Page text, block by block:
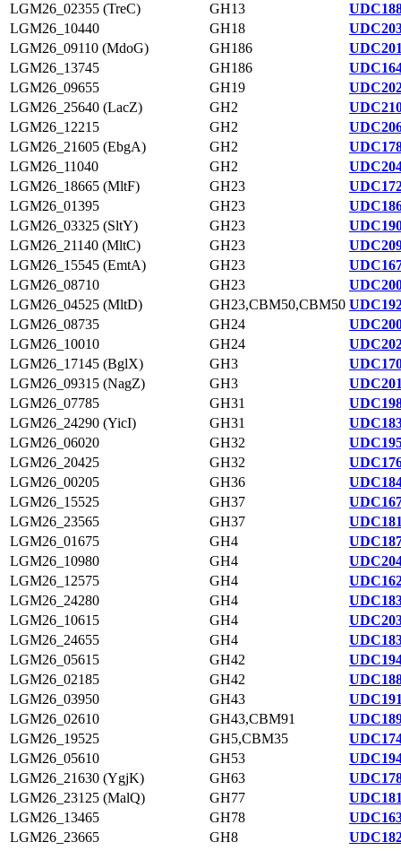
LGM26_02355 (TreC)
GH13
LGM26_10440
GH18
LGM26_09110 (MdoG)
GH186
LGM26_13745
GH186
LGM26_09655
GH19
LGM26_25640 (LacZ)
GH2
LGM26_12215
GH2
LGM26_21605 (EbgA)
GH2
LGM26_11040
GH2
LGM26_18665 (MltF)
GH23
LGM26_01395
GH23
LGM26_03325 (SltY)
GH23
LGM26_21140 (MltC)
GH23
LGM26_15545 (EmtA)
GH23
LGM26_08710
GH23
LGM26_04525 (MltD)
GH23,CBM50,CBM50
LGM26_08735
GH24
LGM26_10010
GH24
LGM26_17145 (BglX)
GH3
LGM26_09315 (NagZ)
GH3
LGM26_07785
GH31
LGM26_24290 (YicI)
GH31
LGM26_06020
GH32
LGM26_20425
GH32
LGM26_00205
GH36
LGM26_15525
GH37
LGM26_23565
GH37
LGM26_01675
GH4
LGM26_10980
GH4
LGM26_12575
GH4
LGM26_24280
GH4
LGM26_10615
GH4
LGM26_24655
GH4
LGM26_05615
GH42
LGM26_02185
GH42
LGM26_03950
GH43
LGM26_02610
GH43,CBM91
LGM26_19525
GH5,CBM35
LGM26_05610
GH53
LGM26_21630 (YgjK)
GH63
LGM26_23125 (MalQ)
GH77
LGM26_13465
GH78
LGM26_23665
GH8